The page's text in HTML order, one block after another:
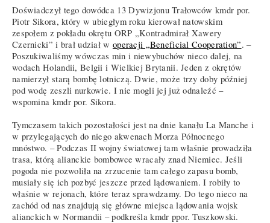
Doświadczył tego dowódca 13 Dywizjonu Trałowców kmdr por.
Piotr Sikora, który w ubiegłym roku kierował natowskim
zespołem z pokładu okrętu ORP „Kontradmirał Xawery
Czernicki” i brał udział w operacji „Beneficial Cooperation”. –
Poszukiwaliśmy wówczas min i niewybuchów nieco dalej, na
wodach Holandii, Belgii i Wielkiej Brytanii. Jeden z okrętów
namierzył starą bombę lotniczą. Dwie, może trzy doby później
pod wodę zeszli nurkowie. I nie mogli jej już odnaleźć –
wspomina kmdr por. Sikora.
Tymczasem takich pozostałości jest na dnie kanału La Manche i
w przylegających do niego akwenach Morza Północnego
mnóstwo. – Podczas II wojny światowej tam właśnie prowadziła
trasa, którą alianckie bombowce wracały znad Niemiec. Jeśli
pogoda nie pozwoliła na zrzucenie tam całego zapasu bomb,
musiały się ich pozbyć jeszcze przed lądowaniem. I robiły to
właśnie w rejonach, które teraz sprawdzamy. Do tego nieco na
zachód od nas znajdują się główne miejsca lądowania wojsk
alianckich w Normandii – podkreśla kmdr ppor. Tuszkowski.